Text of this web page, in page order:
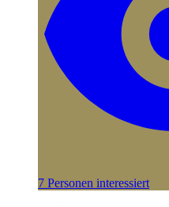
7 Personen interessiert